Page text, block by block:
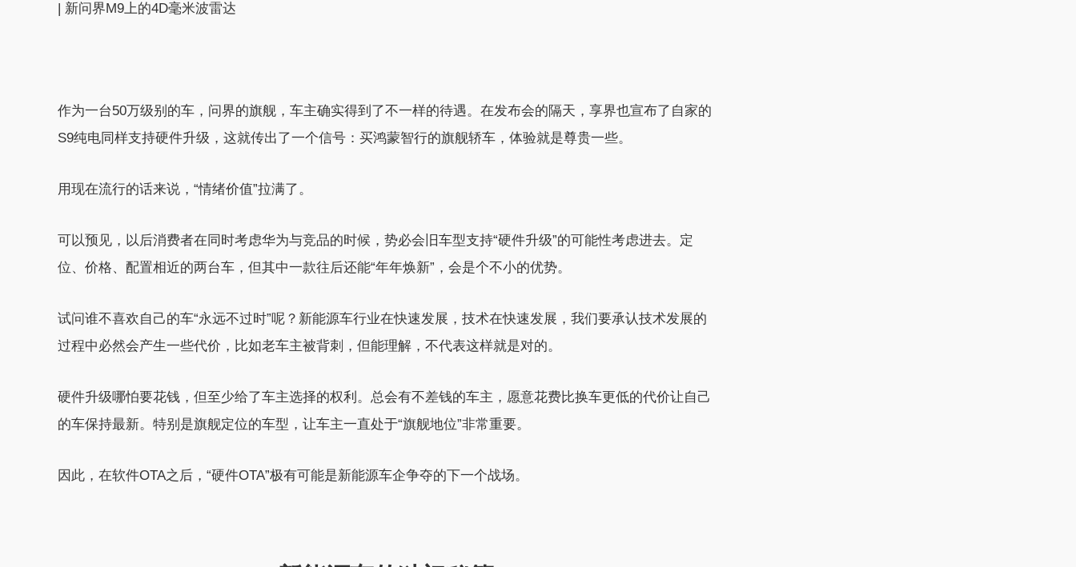
| 新问界M9上的4D毫米波雷达
作为一台50万级别的车，问界的旗舰，车主确实得到了不一样的待遇。在发布会的隔天，享界也宣布了自家的
S9纯电同样支持硬件升级，这就传出了一个信号：买鸿蒙智行的旗舰轿车，体验就是尊贵一些。
用现在流行的话来说，“情绪价值”拉满了。
可以预见，以后消费者在同时考虑华为与竞品的时候，势必会旧车型支持“硬件升级”的可能性考虑进去。定
位、价格、配置相近的两台车，但其中一款往后还能“年年焕新”，会是个不小的优势。
试问谁不喜欢自己的车“永远不过时”呢？新能源车行业在快速发展，技术在快速发展，我们要承认技术发展的
过程中必然会产生一些代价，比如老车主被背刺，但能理解，不代表这样就是对的。
硬件升级哪怕要花钱，但至少给了车主选择的权利。总会有不差钱的车主，愿意花费比换车更低的代价让自己
的车保持最新。特别是旗舰定位的车型，让车主一直处于“旗舰地位”非常重要。
因此，在软件OTA之后，“硬件OTA”极有可能是新能源车企争夺的下一个战场。